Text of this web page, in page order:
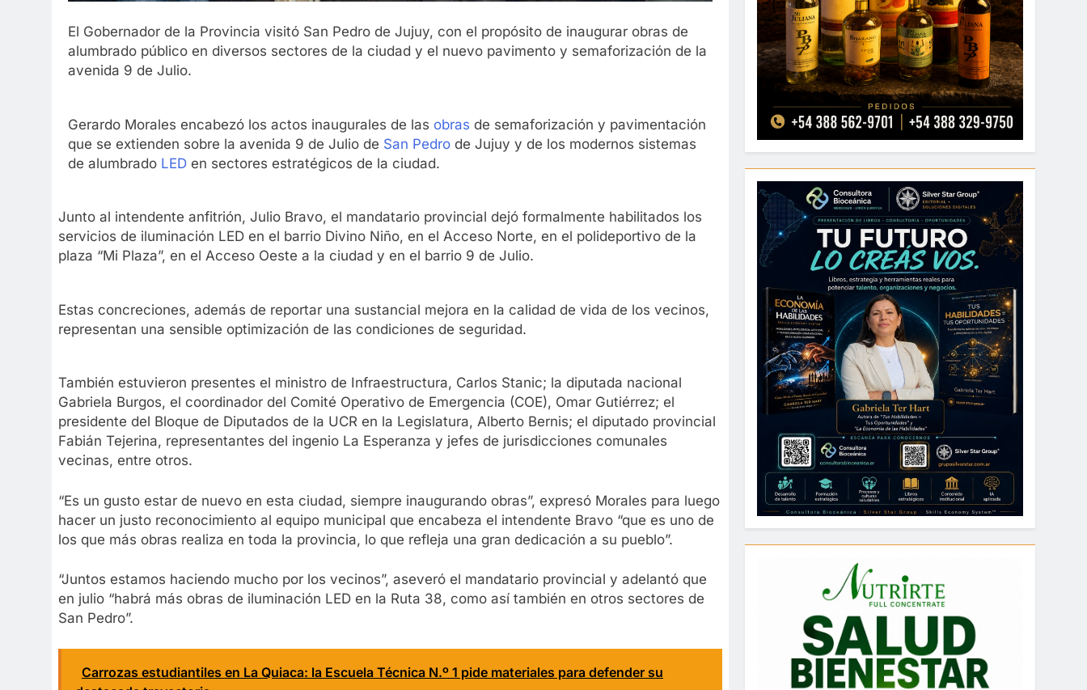
El Gobernador de la Provincia visitó San Pedro de Jujuy, con el propósito de inaugurar obras de
alumbrado público en diversos sectores de la ciudad y el nuevo pavimento y semaforización de la
avenida 9 de Julio.
Gerardo Morales encabezó los actos inaugurales de las obras de semaforización y pavimentación
que se extienden sobre la avenida 9 de Julio de San Pedro de Jujuy y de los modernos sistemas
de alumbrado LED en sectores estratégicos de la ciudad.
Junto al intendente anfitrión, Julio Bravo, el mandatario provincial dejó formalmente habilitados los
servicios de iluminación LED en el barrio Divino Niño, en el Acceso Norte, en el polideportivo de la
plaza “Mi Plaza”, en el Acceso Oeste a la ciudad y en el barrio 9 de Julio.
Estas concreciones, además de reportar una sustancial mejora en la calidad de vida de los vecinos,
representan una sensible optimización de las condiciones de seguridad.
También estuvieron presentes el ministro de Infraestructura, Carlos Stanic; la diputada nacional
Gabriela Burgos, el coordinador del Comité Operativo de Emergencia (COE), Omar Gutiérrez; el
presidente del Bloque de Diputados de la UCR en la Legislatura, Alberto Bernis; el diputado provincial
Fabián Tejerina, representantes del ingenio La Esperanza y jefes de jurisdicciones comunales
vecinas, entre otros.
“Es un gusto estar de nuevo en esta ciudad, siempre inaugurando obras”, expresó Morales para luego
hacer un justo reconocimiento al equipo municipal que encabeza el intendente Bravo “que es uno de
los que más obras realiza en toda la provincia, lo que refleja una gran dedicación a su pueblo”.
“Juntos estamos haciendo mucho por los vecinos”, aseveró el mandatario provincial y adelantó que
en julio “habrá más obras de iluminación LED en la Ruta 38, como así también en otros sectores de
San Pedro”.
Carrozas estudiantiles en La Quiaca: la Escuela Técnica N.º 1 pide materiales para defender su